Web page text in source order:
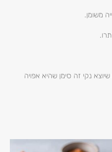
משומן.
נקי זה סימן שהיא אפויה